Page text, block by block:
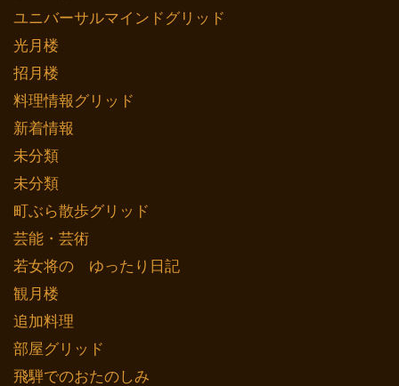
ユニバーサルマインドグリッド
光月楼
招月楼
料理情報グリッド
新着情報
未分類
未分類
町ぶら散歩グリッド
芸能・芸術
若女将の ゆったり日記
観月楼
追加料理
部屋グリッド
飛騨でのおたのしみ